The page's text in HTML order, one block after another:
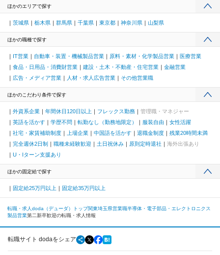
ほかのエリアで探す
茨城県 栃木県 群馬県 千葉県 東京都 神奈川県 山梨県
ほかの職種で探す
IT営業 自動車・装置・機械製品営業 原料・素材・化学製品営業
医療営業
食品・日用品・消費財営業
建設・土木・不動産・住宅営業
金融営業
広告・メディア営業
人材・求人広告営業 その他営業職
ほかのこだわり条件で探す
外資系企業 年間休日120日以上 フレックス勤務
管理職・マネジャー
英語を活かす
学歴不問 転勤なし（勤務地限定） 服装自由
女性活躍
社宅・家賃補助制度
上場企業 中国語を活かす 退職金制度
残業20時間未満
完全週休2日制
職種未経験歓迎 土日祝休み 原則定時退社
海外出張あり
U・Iターン支援あり
ほかの固定給で探す
固定給25万円以上 固定給35万円以上
転職・求人doda（デューダ）トップ関東埼玉県営業職半導体・電子部品・エレクトロニクス
製品営業第二新卒歓迎の転職・求人情報
転職サイト dodaをシェア